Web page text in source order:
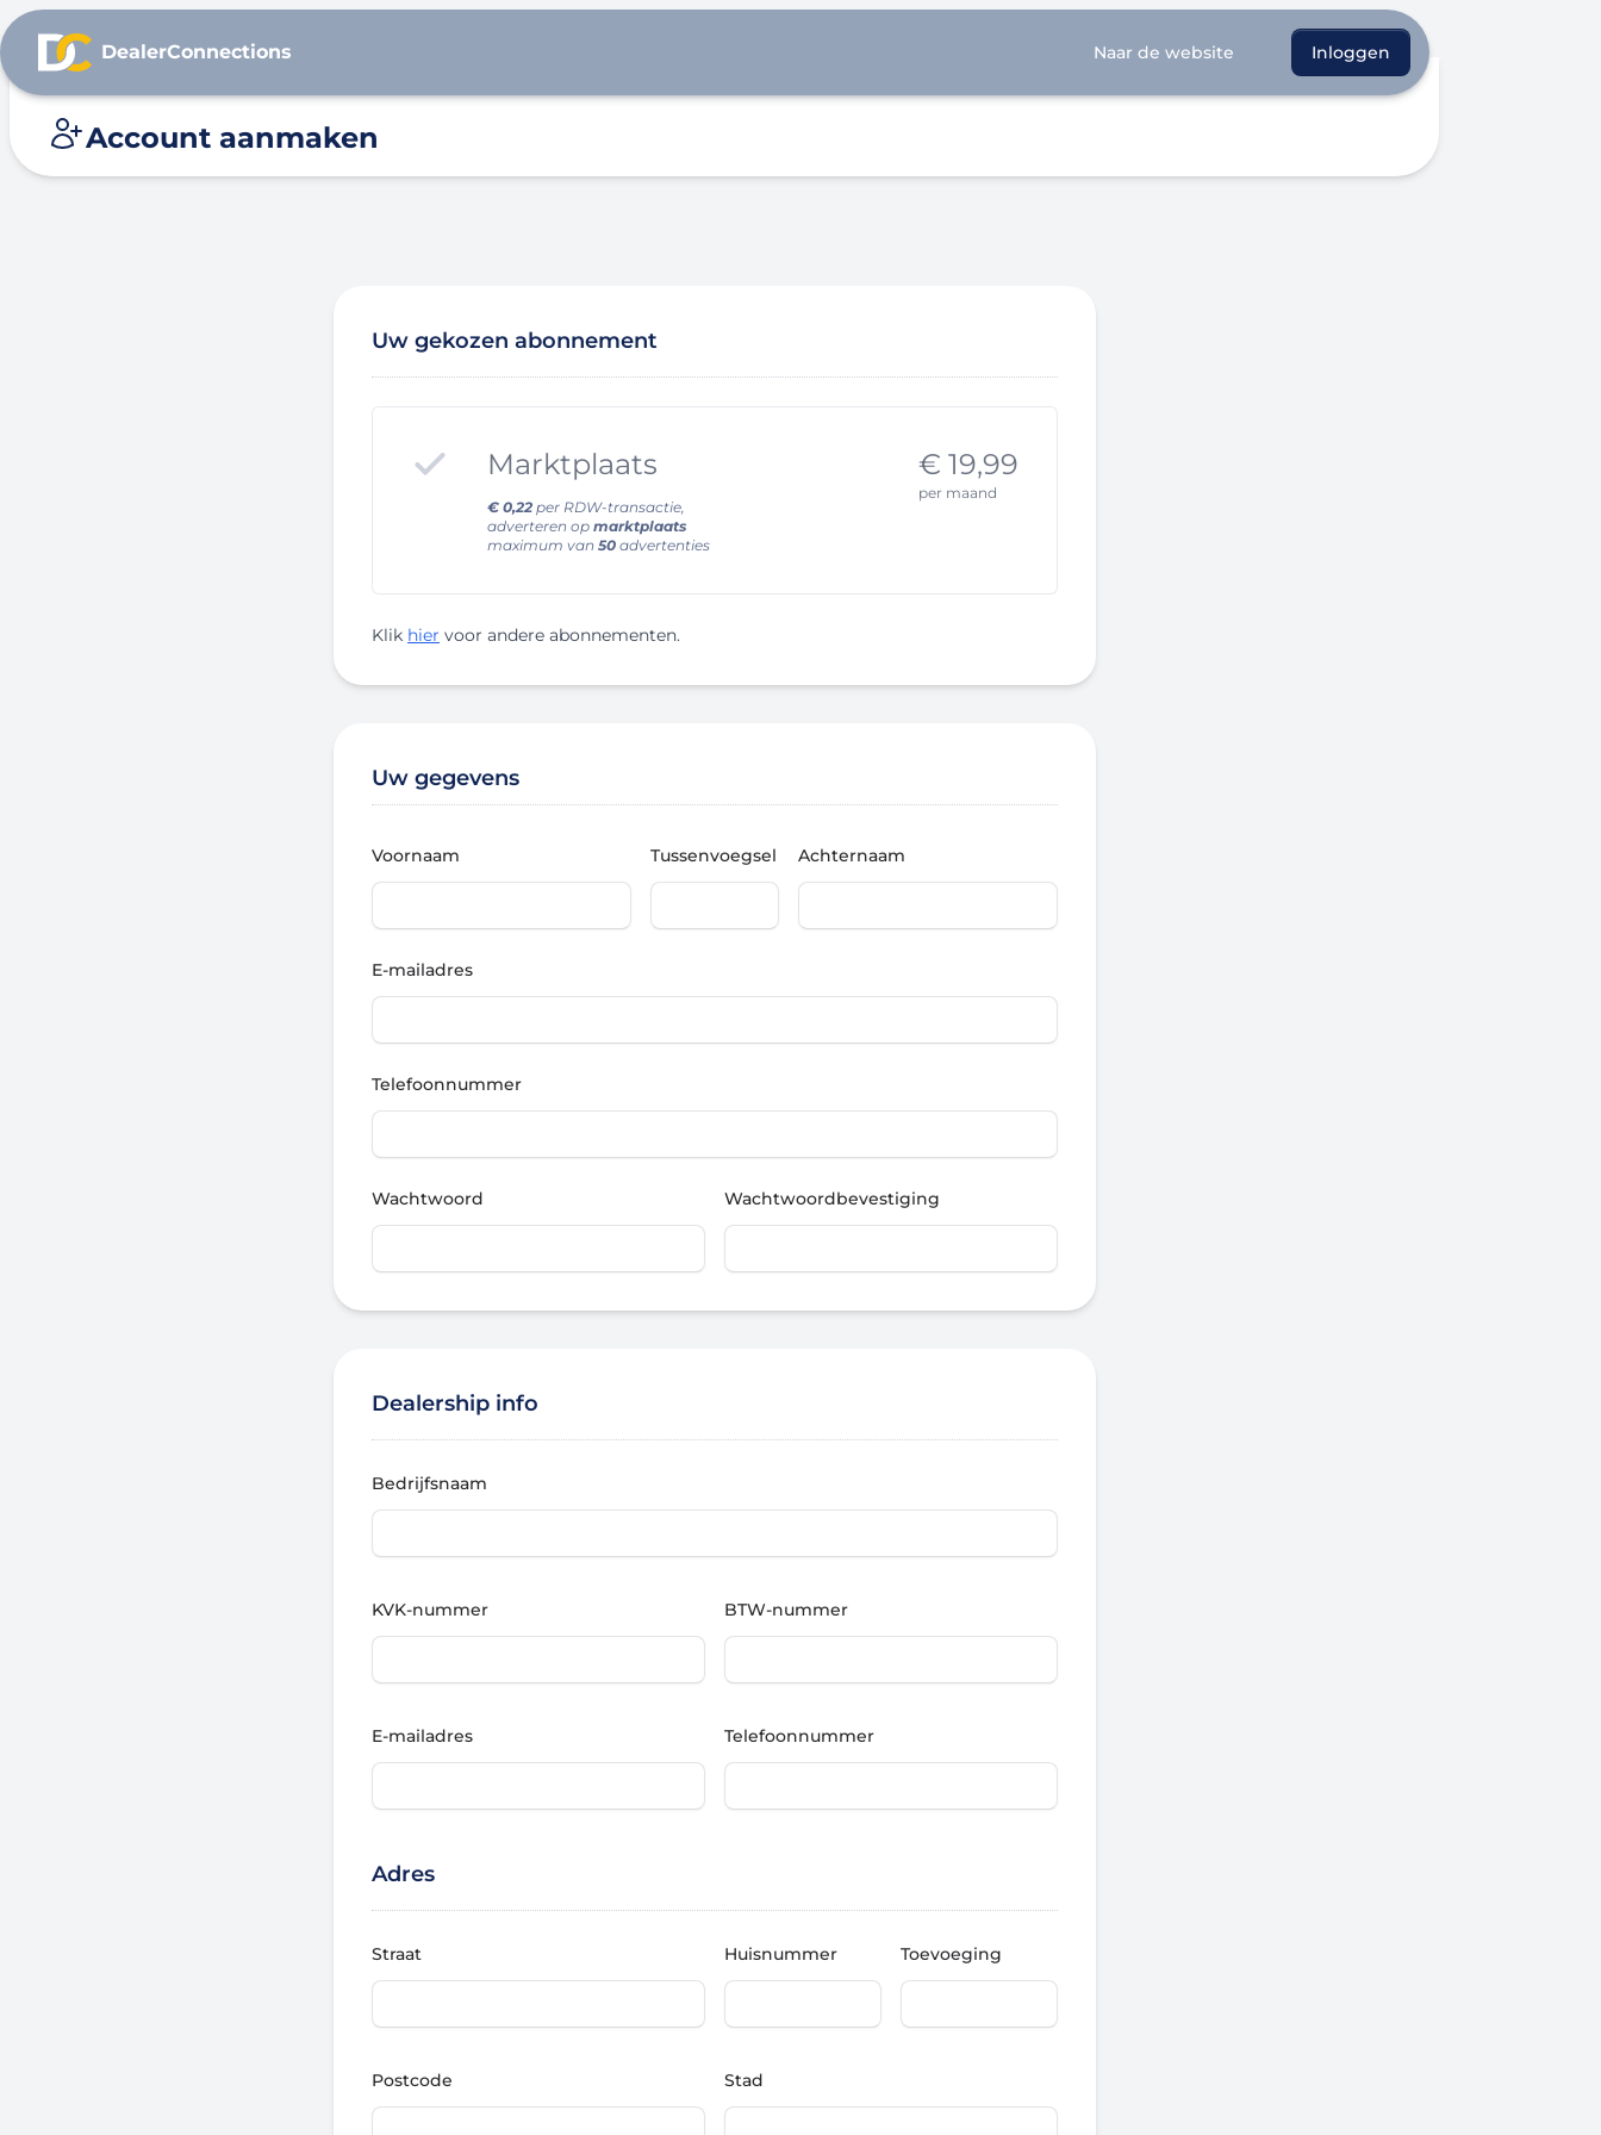
DealerConnections Naar de website Inloggen
Account aanmaken
Uw gekozen abonnement
Marktplaats
€ 0,22 per RDW-transactie
adverteren op marktplaats
maximum van 50 advertenties
€ 19,99
per maand
Klik hier voor andere abonnementen.
Uw gegevens
Voornaam Tussenvoegsel Achternaam
E-mailadres
Telefoonnummer
Wachtwoord Wachtwoordbevestiging
Dealership info
Bedrijfsnaam
KVK-nummer BTW-nummer
E-mailadres Telefoonnummer
Adres
Straat Huisnummer Toevoeging
Postcode Stad